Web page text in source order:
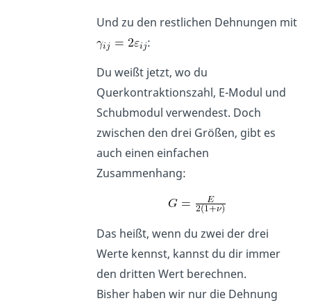
Und zu den restlichen Dehnungen mit
:
Du weißt jetzt, wo du
Querkontraktionszahl, E-Modul und
Schubmodul verwendest. Doch
zwischen den drei Größen, gibt es
auch einen einfachen
Zusammenhang:
Das heißt, wenn du zwei der drei
Werte kennst, kannst du dir immer
den dritten Wert berechnen.
Bisher haben wir nur die Dehnung